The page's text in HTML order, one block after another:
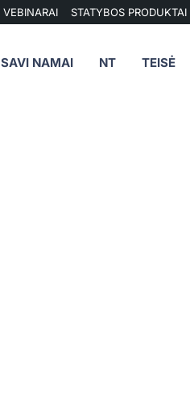
VEBINARAI STATYBOS PRODUKTAI
SAVI NAMAI NT TEISĖ